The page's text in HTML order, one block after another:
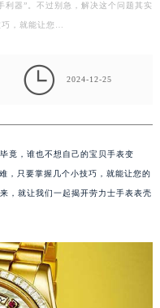
利器”。不过别急，解决这个问题其实
，就能让您…
 2024-12-25
竟，谁也不想自己的宝贝手表变
，只要掌握几个小技巧，就能让您的
，就让我们一起揭开劳力士手表表壳